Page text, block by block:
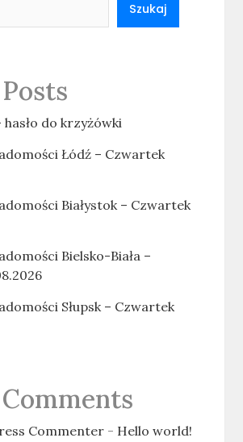
Szukaj
hasło do krzyżówki
Łódź – Czwartek
Białystok – Czwartek
Bielsko-Biała –
Słupsk – Czwartek
Commenter - Hello world!